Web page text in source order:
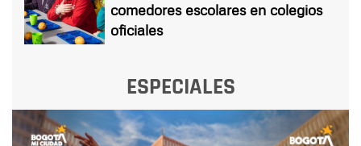
comedores escolares en colegios
oficiales
ESPECIALES